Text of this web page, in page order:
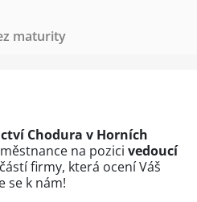
maturity
Chodura v Horních
na pozici vedoucí
firmy, která ocení Váš
se k nám!